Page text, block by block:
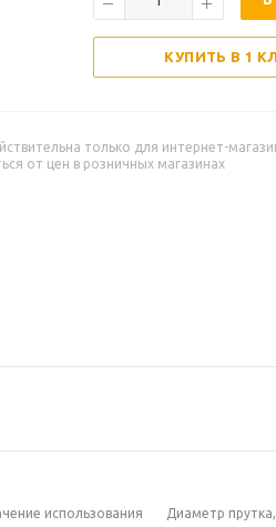
КУПИТЬ В 1
только для интернет-
от цен в розничных магазинах
использования Диаметр